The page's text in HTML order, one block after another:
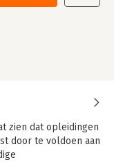
zien dat opleidingen
door te voldoen aan